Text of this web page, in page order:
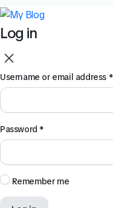
Log in
Username or email address *
Password *
Remember me